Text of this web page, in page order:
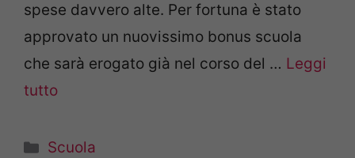
spese davvero alte. Per fortuna è stato
approvato un nuovissimo bonus scuola
che sarà erogato già nel corso del … Leggi
tutto
Categorie
Scuola